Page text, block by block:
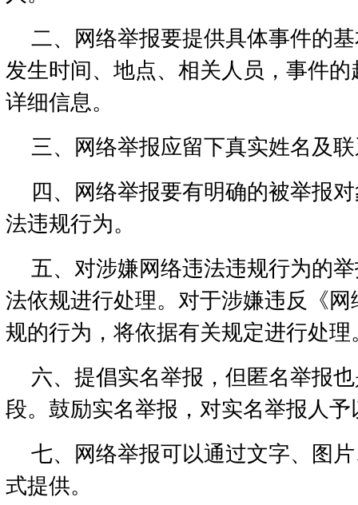
二、网络举报要提供具体事件的
发生时间、地点、相关人员，事件
详细信息。
三、网络举报应留下真实姓名及
四、网络举报要有明确的被举报
法违规行为。
五、对涉嫌网络违法违规行为的
法依规进行处理。对于涉嫌违反《
规的行为，将依据有关规定进行处理
六、提倡实名举报，但匿名举报
段。鼓励实名举报，对实名举报人
七、网络举报可以通过文字、图
式提供。